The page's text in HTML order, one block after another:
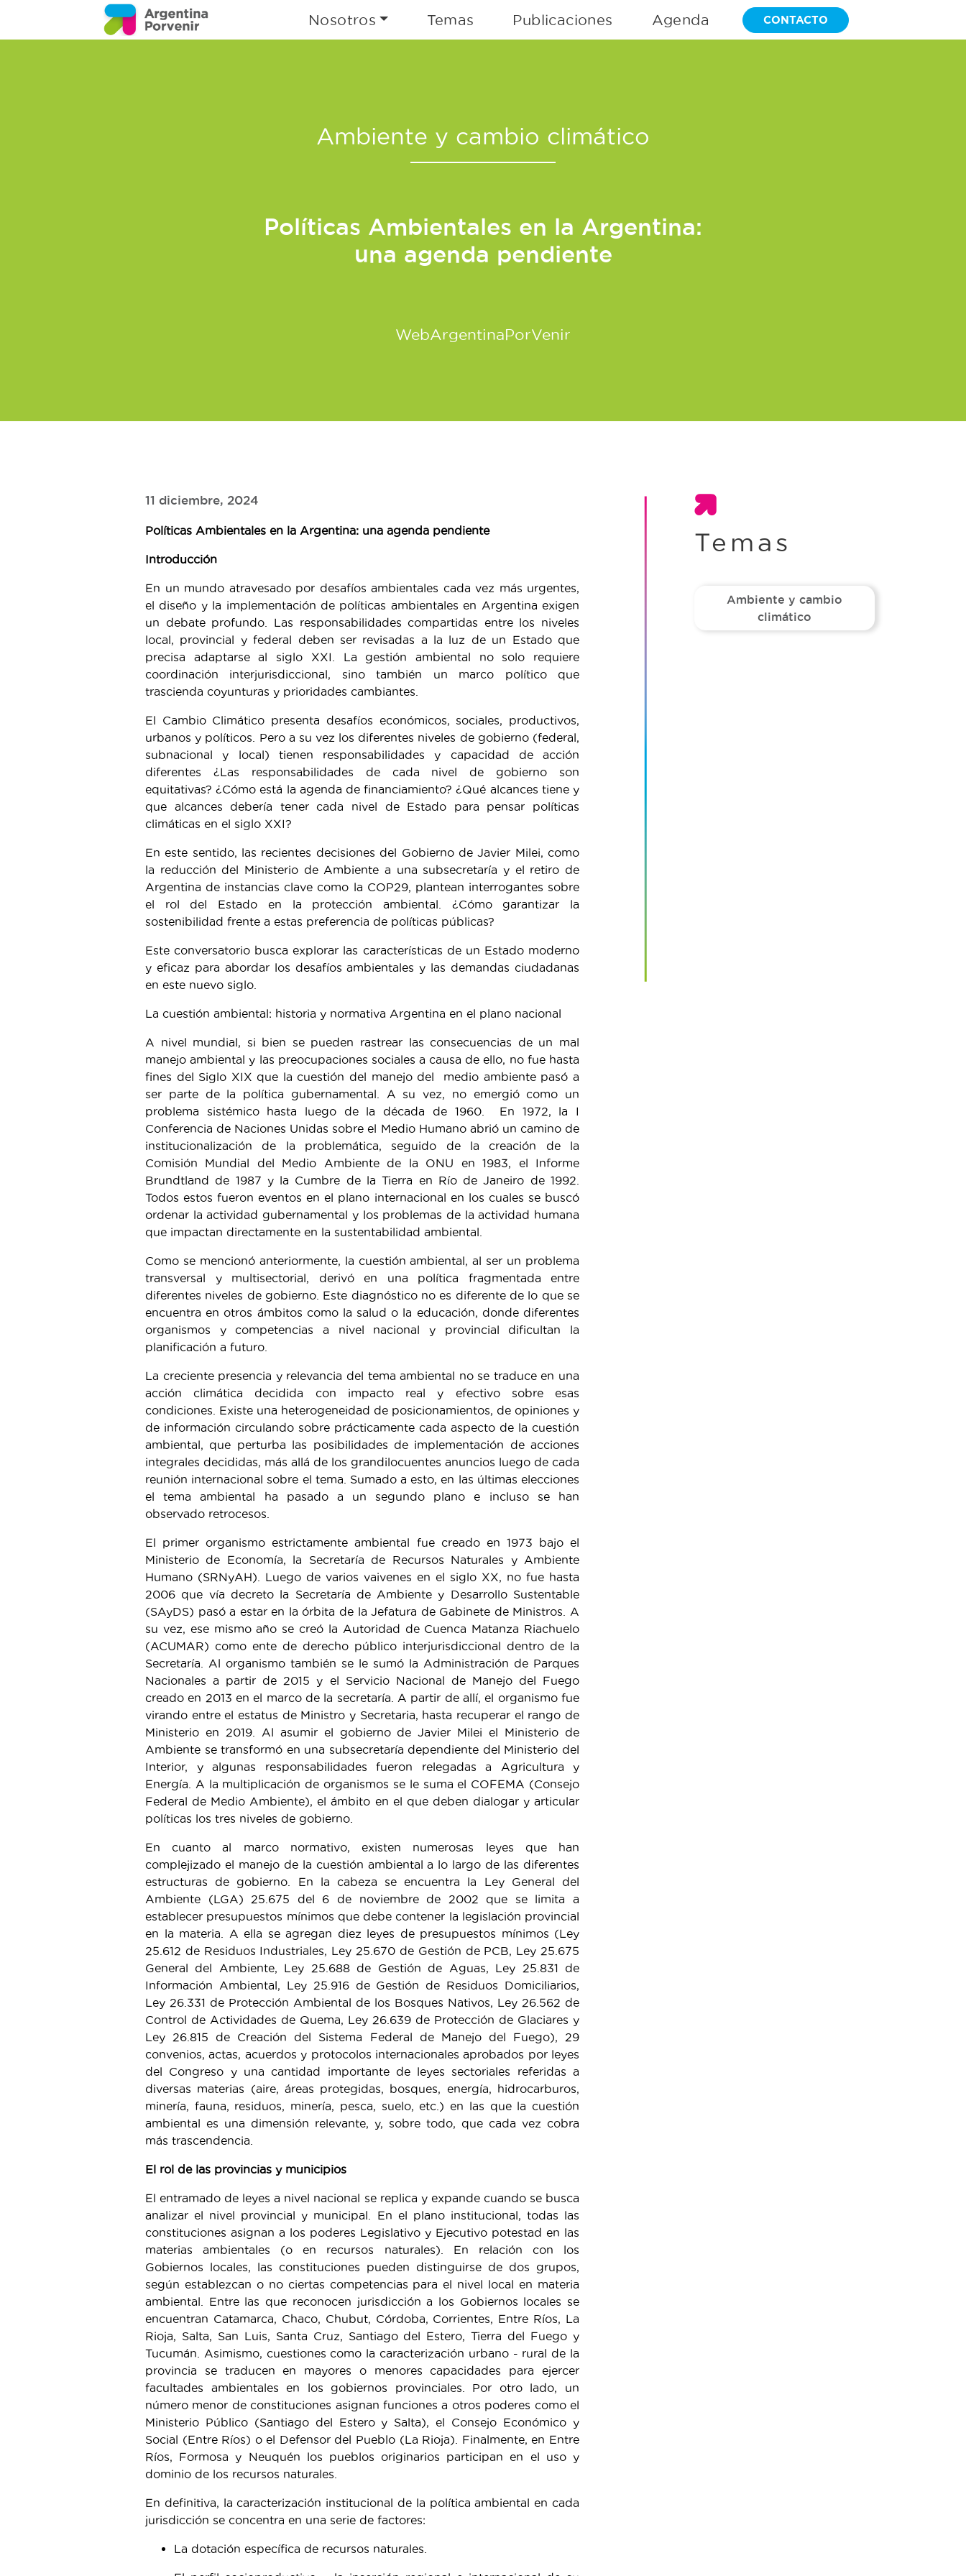
Nosotros Temas Publicaciones Agenda CONTACTO
Ambiente y cambio climático
Políticas Ambientales en la Argentina:
una agenda pendiente
WebArgentinaPorVenir
11 diciembre, 2024
Políticas Ambientales en la Argentina: una agenda pendiente
Introducción
En un mundo atravesado por desafíos ambientales cada vez más urgentes,
el diseño y la implementación de políticas ambientales en Argentina exigen
un debate profundo. Las responsabilidades compartidas entre los niveles
local, provincial y federal deben ser revisadas a la luz de un Estado que
precisa adaptarse al siglo XXI. La gestión ambiental no solo requiere
coordinación interjurisdiccional, sino también un marco político que
trascienda coyunturas y prioridades cambiantes.
El Cambio Climático presenta desafíos económicos, sociales, productivos,
urbanos y políticos. Pero a su vez los diferentes niveles de gobierno (federal,
subnacional y local) tienen responsabilidades y capacidad de acción
diferentes ¿Las responsabilidades de cada nivel de gobierno son
equitativas? ¿Cómo está la agenda de financiamiento? ¿Qué alcances tiene y
que alcances debería tener cada nivel de Estado para pensar políticas
climáticas en el siglo XXI?
En este sentido, las recientes decisiones del Gobierno de Javier Milei, como
la reducción del Ministerio de Ambiente a una subsecretaría y el retiro de
Argentina de instancias clave como la COP29, plantean interrogantes sobre
el rol del Estado en la protección ambiental. ¿Cómo garantizar la
sostenibilidad frente a estas preferencia de políticas públicas?
Este conversatorio busca explorar las características de un Estado moderno
y eficaz para abordar los desafíos ambientales y las demandas ciudadanas
en este nuevo siglo.
La cuestión ambiental: historia y normativa Argentina en el plano nacional
A nivel mundial, si bien se pueden rastrear las consecuencias de un mal
manejo ambiental y las preocupaciones sociales a causa de ello, no fue hasta
fines del Siglo XIX que la cuestión del manejo del medio ambiente pasó a
ser parte de la política gubernamental. A su vez, no emergió como un
problema sistémico hasta luego de la década de 1960. En 1972, la I
Conferencia de Naciones Unidas sobre el Medio Humano abrió un camino de
institucionalización de la problemática, seguido de la creación de la
Comisión Mundial del Medio Ambiente de la ONU en 1983, el Informe
Brundtland de 1987 y la Cumbre de la Tierra en Río de Janeiro de 1992.
Todos estos fueron eventos en el plano internacional en los cuales se buscó
ordenar la actividad gubernamental y los problemas de la actividad humana
que impactan directamente en la sustentabilidad ambiental.
Como se mencionó anteriormente, la cuestión ambiental, al ser un problema
transversal y multisectorial, derivó en una política fragmentada entre
diferentes niveles de gobierno. Este diagnóstico no es diferente de lo que se
encuentra en otros ámbitos como la salud o la educación, donde diferentes
organismos y competencias a nivel nacional y provincial dificultan la
planificación a futuro.
La creciente presencia y relevancia del tema ambiental no se traduce en una
acción climática decidida con impacto real y efectivo sobre esas
condiciones. Existe una heterogeneidad de posicionamientos, de opiniones y
de información circulando sobre prácticamente cada aspecto de la cuestión
ambiental, que perturba las posibilidades de implementación de acciones
integrales decididas, más allá de los grandilocuentes anuncios luego de cada
reunión internacional sobre el tema. Sumado a esto, en las últimas elecciones
el tema ambiental ha pasado a un segundo plano e incluso se han
observado retrocesos.
El primer organismo estrictamente ambiental fue creado en 1973 bajo el
Ministerio de Economía, la Secretaría de Recursos Naturales y Ambiente
Humano (SRNyAH). Luego de varios vaivenes en el siglo XX, no fue hasta
2006 que vía decreto la Secretaría de Ambiente y Desarrollo Sustentable
(SAyDS) pasó a estar en la órbita de la Jefatura de Gabinete de Ministros. A
su vez, ese mismo año se creó la Autoridad de Cuenca Matanza Riachuelo
(ACUMAR) como ente de derecho público interjurisdiccional dentro de la
Secretaría. Al organismo también se le sumó la Administración de Parques
Nacionales a partir de 2015 y el Servicio Nacional de Manejo del Fuego
creado en 2013 en el marco de la secretaría. A partir de allí, el organismo fue
virando entre el estatus de Ministro y Secretaria, hasta recuperar el rango de
Ministerio en 2019. Al asumir el gobierno de Javier Milei el Ministerio de
Ambiente se transformó en una subsecretaría dependiente del Ministerio del
Interior, y algunas responsabilidades fueron relegadas a Agricultura y
Energía. A la multiplicación de organismos se le suma el COFEMA (Consejo
Federal de Medio Ambiente), el ámbito en el que deben dialogar y articular
políticas los tres niveles de gobierno.
En cuanto al marco normativo, existen numerosas leyes que han
complejizado el manejo de la cuestión ambiental a lo largo de las diferentes
estructuras de gobierno. En la cabeza se encuentra la Ley General del
Ambiente (LGA) 25.675 del 6 de noviembre de 2002 que se limita a
establecer presupuestos mínimos que debe contener la legislación provincial
en la materia. A ella se agregan diez leyes de presupuestos mínimos (Ley
25.612 de Residuos Industriales, Ley 25.670 de Gestión de PCB, Ley 25.675
General del Ambiente, Ley 25.688 de Gestión de Aguas, Ley 25.831 de
Información Ambiental, Ley 25.916 de Gestión de Residuos Domiciliarios,
Ley 26.331 de Protección Ambiental de los Bosques Nativos, Ley 26.562 de
Control de Actividades de Quema, Ley 26.639 de Protección de Glaciares y
Ley 26.815 de Creación del Sistema Federal de Manejo del Fuego), 29
convenios, actas, acuerdos y protocolos internacionales aprobados por leyes
del Congreso y una cantidad importante de leyes sectoriales referidas a
diversas materias (aire, áreas protegidas, bosques, energía, hidrocarburos,
minería, fauna, residuos, minería, pesca, suelo, etc.) en las que la cuestión
ambiental es una dimensión relevante, y, sobre todo, que cada vez cobra
más trascendencia.
El rol de las provincias y municipios
El entramado de leyes a nivel nacional se replica y expande cuando se busca
analizar el nivel provincial y municipal. En el plano institucional, todas las
constituciones asignan a los poderes Legislativo y Ejecutivo potestad en las
materias ambientales (o en recursos naturales). En relación con los
Gobiernos locales, las constituciones pueden distinguirse de dos grupos,
según establezcan o no ciertas competencias para el nivel local en materia
ambiental. Entre las que reconocen jurisdicción a los Gobiernos locales se
encuentran Catamarca, Chaco, Chubut, Córdoba, Corrientes, Entre Ríos, La
Rioja, Salta, San Luis, Santa Cruz, Santiago del Estero, Tierra del Fuego y
Tucumán. Asimismo, cuestiones como la caracterización urbano - rural de la
provincia se traducen en mayores o menores capacidades para ejercer
facultades ambientales en los gobiernos provinciales. Por otro lado, un
número menor de constituciones asignan funciones a otros poderes como el
Ministerio Público (Santiago del Estero y Salta), el Consejo Económico y
Social (Entre Ríos) o el Defensor del Pueblo (La Rioja). Finalmente, en Entre
Ríos, Formosa y Neuquén los pueblos originarios participan en el uso y
dominio de los recursos naturales.
En definitiva, la caracterización institucional de la política ambiental en cada
jurisdicción se concentra en una serie de factores:
La dotación específica de recursos naturales.
Temas
Ambiente y cambio
climático